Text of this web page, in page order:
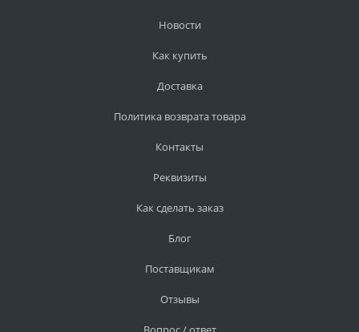
Новости
Как купить
Доставка
Политика возврата товара
Контакты
Реквизиты
Как сделать заказ
Блог
Поставщикам
Отзывы